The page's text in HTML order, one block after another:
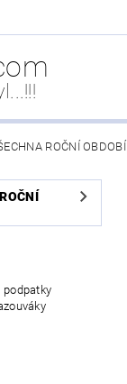
ROČNÍ OBDOBÍ
DÍLY
podpatky